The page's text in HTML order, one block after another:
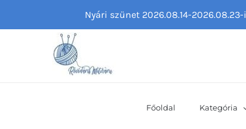
Főoldal Kategória
Nyári szünet 2026.08.14-